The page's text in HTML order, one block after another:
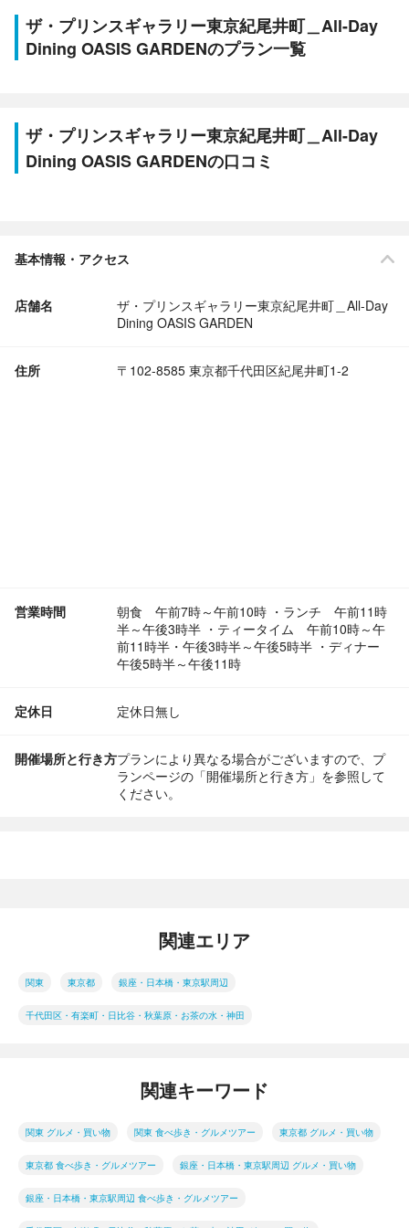
ザ・プリンスギャラリー東京紀尾井町＿All-Day
Dining OASIS GARDENのプラン一覧
ザ・プリンスギャラリー東京紀尾井町＿All-Day
Dining OASIS GARDENの口コミ
基本情報・アクセス
店舗名
ザ・プリンスギャラリー東京紀尾井町＿All-Day
Dining OASIS GARDEN
住所 〒102-8585 東京都千代田区紀尾井町1-2
営業時間
朝食 午前7時～午前10時 ・ランチ 午前11時
半～午後3時半 ・ティータイム 午前10時～午
前11時半・午後3時半～午後5時半 ・ディナー
午後5時半～午後11時
定休日 定休日無し
開催場所と行き方プランにより異なる場合がございますので、プ
ランページの「開催場所と行き方」を参照して
ください。
関連エリア
関東 東京都 銀座・日本橋・東京駅周辺
千代田区・有楽町・日比谷・秋葉原・お茶の水・神田
関連キーワード
関東 グルメ・買い物 関東 食べ歩き・グルメツアー 東京都 グルメ・買い物
東京都 食べ歩き・グルメツアー 銀座・日本橋・東京駅周辺 グルメ・買い物
銀座・日本橋・東京駅周辺 食べ歩き・グルメツアー